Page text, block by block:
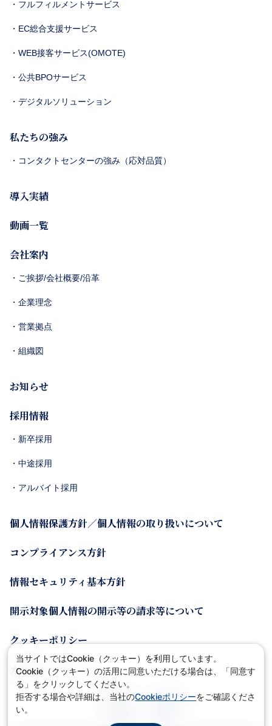
・フルフィルメントサービス
・EC総合支援サービス
・WEB接客サービス(OMOTE)
・公共BPOサービス
・デジタルソリューション
私たちの強み
・コンタクトセンターの強み（応対品質）
導入実績
動画一覧
会社案内
・ご挨拶/会社概要/沿革
・企業理念
・営業拠点
・組織図
お知らせ
採用情報
・新卒採用
・中途採用
・アルバイト採用
個人情報保護方針／個人情報の取り扱いについて
コンプライアンス方針
情報セキュリティ基本方針
開示対象個人情報の開示等の請求等について
クッキーポリシー
カスタマーポリシー
当サイトではCookie（クッキー）を利用しています。
Cookie（クッキー）の活用に同意いただける場合は、「同意す
る」をクリックしてください。
拒否する場合や詳細は、当社のCookieポリシーをご確認くださ
い。